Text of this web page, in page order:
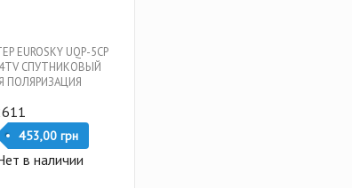
EUROSKY UQP-5CP
4TV СПУТНИКОВЫЙ
ПОЛЯРИЗАЦИЯ
453,00 грн
в наличии